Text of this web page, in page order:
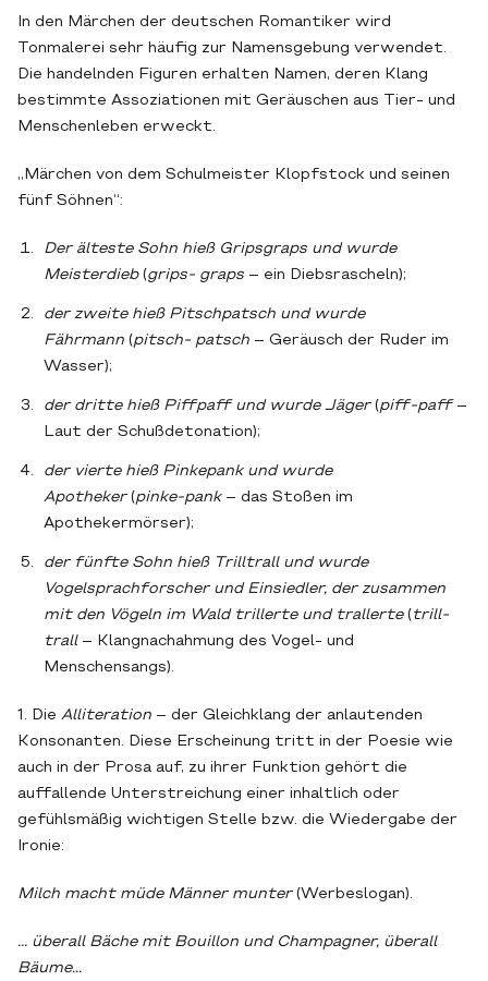
In den Märchen der deutschen Romantiker wird
Tonmalerei sehr häufig zur Namensgebung verwendet.
Die handelnden Figuren erhalten Namen, deren Klang
bestimmte Assoziationen mit Geräuschen aus Tier- und
Menschenleben erweckt.
„Märchen von dem Schulmeister Klopfstock und seinen
fünf Söhnen“:
Der älteste Sohn hieß Gripsgraps und wurde
Meisterdieb (grips- graps – ein Diebsrascheln);
der zweite hieß Pitschpatsch und wurde
Fährmann (pitsch- patsch – Geräusch der Ruder im
Wasser);
der dritte hieß Piffpaff und wurde Jäger(piff-paff –
Laut der Schußdetonation);
der vierte hieß Pinkepank und wurde
Apotheker(pinke-pank – das Stoßen im
Apothekermörser);
der fünfte Sohn hieß Trilltrall und wurde
Vogelsprachforscher und Einsiedler, der zusammen
mit den Vögeln im Wald trillerte und trallerte ( trill-
trall – Klangnachahmung des Vogel- und
Menschensangs).
1. Die Alliteration – der Gleichklang der anlautenden
Konsonanten. Diese Erscheinung tritt in der Poesie wie
auch in der Prosa auf, zu ihrer Funktion gehört die
auffallende Unterstreichung einer inhaltlich oder
gefühlsmäßig wichtigen Stelle bzw. die Wiedergabe der
Ironie:
Milch macht müde Männer munter(Werbeslogan).
... überall Bäche mit Bouillon und Champagner, überall
Bäume...